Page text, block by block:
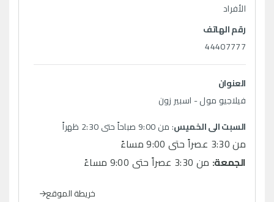
الأفراد
رقم الهاتف
44407777
العنوان
فيلاجيو مول - اسبير زون
السبت الى الخميس: من 9:00 صباحاً حتى 2:30 ظهراً
من 3:30 عصراً حتى 9:00 مساءً
الجمعة: من 3:30 عصراً حتى 9:00 مساءً
خريطة الموقع